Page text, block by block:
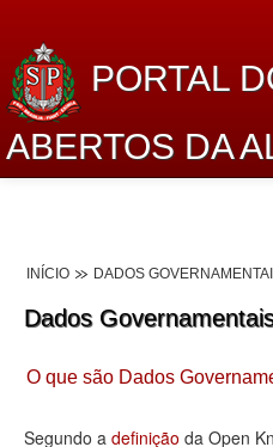
PORTAL
ABERTOS DA
Lei de Acesso à Informação
Dados Governamentais
Planejamento
INÍCIO DADOS
Dados
O que são Dados
Segundo a definição da Open